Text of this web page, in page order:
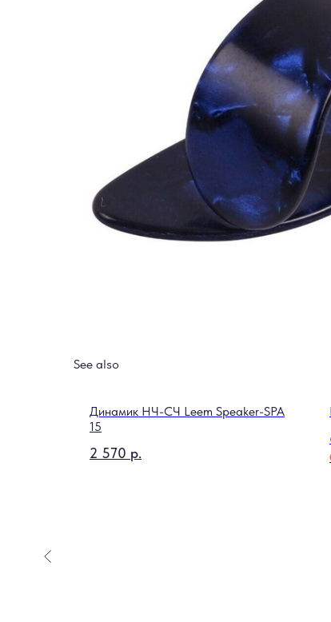
See also
Динамик НЧ-СЧ Leem Speaker-SPA
15
2 570 р.